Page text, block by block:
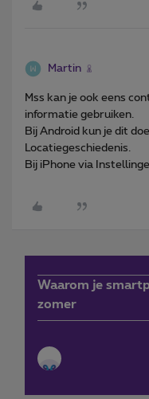
Martin
Mss kan je ook eens
informatie gebruiken.
Bij Android kun je dit
Locatiegeschiedenis.
Bij iPhone via
Waarom je
zomer